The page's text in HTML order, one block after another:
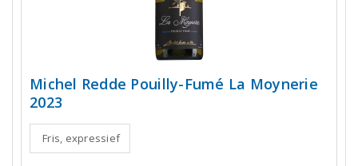
Michel Redde Pouilly-Fumé La Moynerie
2023
Fris, expressief